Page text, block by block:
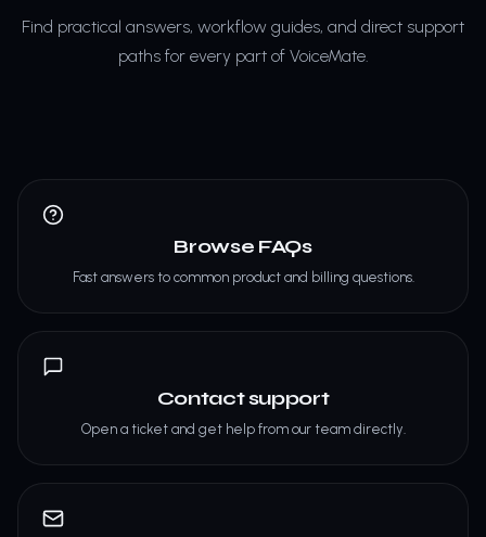
Find practical answers, workflow guides, and direct support
paths for every part of VoiceMate.
Browse FAQs
Fast answers to common product and billing questions.
Contact support
Open a ticket and get help from our team directly.